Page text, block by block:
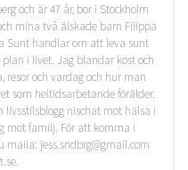
och är 47 år, bor i Stockholm
mina två älskade barn Filippa
Sunt handlar om att leva sunt
i livet. Jag blandar kost och
resor och vardag och hur man
som heltidsarbetande förälder.
livsstilsblogg nischat mot hälsa i
mot familj. För att komma i
jess.sndbrg@gmail.com